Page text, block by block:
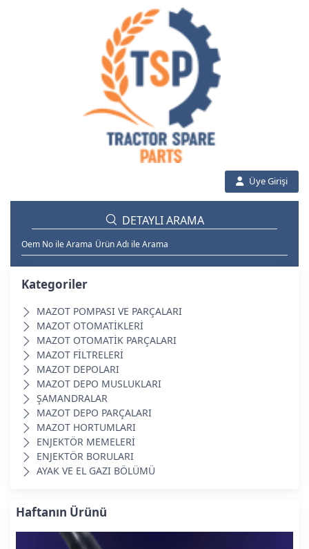
Üye Girişi
DETAYLI ARAMA
Oem No ile Arama Ürün Adı ile Arama
Kategoriler
MAZOT POMPASI VE PARÇALARI
MAZOT OTOMATİKLERİ
MAZOT OTOMATİK PARÇALARI
MAZOT FİLTRELERİ
MAZOT DEPOLARI
MAZOT DEPO MUSLUKLARI
ŞAMANDRALAR
MAZOT DEPO PARÇALARI
MAZOT HORTUMLARI
ENJEKTÖR MEMELERİ
ENJEKTÖR BORULARI
AYAK VE EL GAZI BÖLÜMÜ
Haftanın Ürünü